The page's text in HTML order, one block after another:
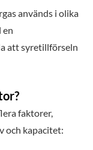
används i olika
en
att syretillförseln
faktorer,
och kapacitet: